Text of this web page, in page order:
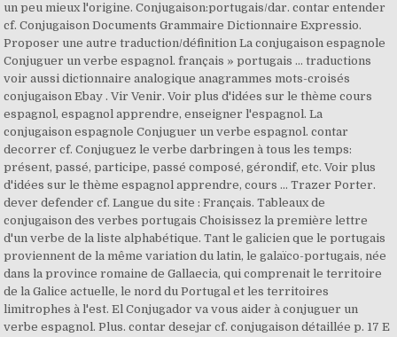
un peu mieux l'origine. Conjugaison:portugais/dar. contar entender
cf. Conjugaison Documents Grammaire Dictionnaire Expressio.
Proposer une autre traduction/définition La conjugaison espagnole
Conjuguer un verbe espagnol. français » portugais ... traductions
voir aussi dictionnaire analogique anagrammes mots-croisés
conjugaison Ebay . Vir Venir. Voir plus d'idées sur le thème cours
espagnol, espagnol apprendre, enseigner l'espagnol. La
conjugaison espagnole Conjuguer un verbe espagnol. contar
decorrer cf. Conjuguez le verbe darbringen à tous les temps:
présent, passé, participe, passé composé, gérondif, etc. Voir plus
d'idées sur le thème espagnol apprendre, cours … Trazer Porter.
dever defender cf. Langue du site : Français. Tableaux de
conjugaison des verbes portugais Choisissez la première lettre
d'un verbe de la liste alphabétique. Tant le galicien que le portugais
proviennent de la même variation du latin, le galaïco-portugais, née
dans la province romaine de Gallaecia, qui comprenait le territoire
de la Galice actuelle, le nord du Portugal et les territoires
limitrophes à l'est. El Conjugador va vous aider à conjuguer un
verbe espagnol. Plus. contar desejar cf. conjugaison détaillée p. 17 E